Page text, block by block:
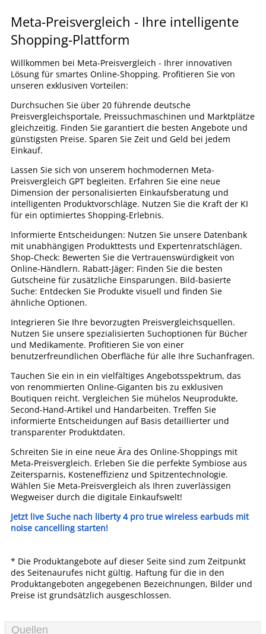
Meta-Preisvergleich - Ihre intelligente
Shopping-Plattform
Willkommen bei Meta-Preisvergleich - Ihrer innovativen
Lösung für smartes Online-Shopping. Profitieren Sie von
unseren exklusiven Vorteilen:
Durchsuchen Sie über 20 führende deutsche
Preisvergleichsportale, Preissuchmaschinen und Marktplätze
gleichzeitig. Finden Sie garantiert die besten Angebote und
günstigsten Preise. Sparen Sie Zeit und Geld bei jedem
Einkauf.
Lassen Sie sich von unserem hochmodernen Meta-
Preisvergleich GPT begleiten. Erfahren Sie eine neue
Dimension der personalisierten Einkaufsberatung und
intelligenten Produktvorschläge. Nutzen Sie die Kraft der KI
für ein optimiertes Shopping-Erlebnis.
Informierte Entscheidungen: Nutzen Sie unsere Datenbank
mit unabhängigen Produkttests und Expertenratschlägen.
Shop-Check: Bewerten Sie die Vertrauenswürdigkeit von
Online-Händlern. Rabatt-Jäger: Finden Sie die besten
Gutscheine für zusätzliche Einsparungen. Bild-basierte
Suche: Entdecken Sie Produkte visuell und finden Sie
ähnliche Optionen.
Integrieren Sie Ihre bevorzugten Preisvergleichsquellen.
Nutzen Sie unsere spezialisierten Suchoptionen für Bücher
und Medikamente. Profitieren Sie von einer
benutzerfreundlichen Oberfläche für alle Ihre Suchanfragen.
Tauchen Sie ein in ein vielfältiges Angebotsspektrum, das
von renommierten Online-Giganten bis zu exklusiven
Boutiquen reicht. Vergleichen Sie mühelos Neuprodukte,
Second-Hand-Artikel und Handarbeiten. Treffen Sie
informierte Entscheidungen auf Basis detaillierter und
transparenter Produktdaten.
Schreiten Sie in eine neue Ära des Online-Shoppings mit
Meta-Preisvergleich. Erleben Sie die perfekte Symbiose aus
Zeitersparnis, Kosteneffizienz und Spitzentechnologie.
Wählen Sie Meta-Preisvergleich als Ihren zuverlässigen
Wegweiser durch die digitale Einkaufswelt!
Jetzt live Suche nach liberty 4 pro true wireless earbuds mit
noise cancelling starten!
* Die Produktangebote auf dieser Seite sind zum Zeitpunkt
des Seitenaurufes nicht gültig. Haftung für die in den
Produktangeboten angegebenen Bezeichnungen, Bilder und
Preise ist grundsätzlich ausgeschlossen.
Quellen